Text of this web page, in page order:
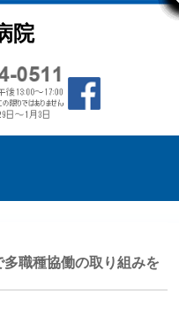
職種協働の取り組みを